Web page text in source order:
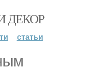
ДЕКОР
статьи